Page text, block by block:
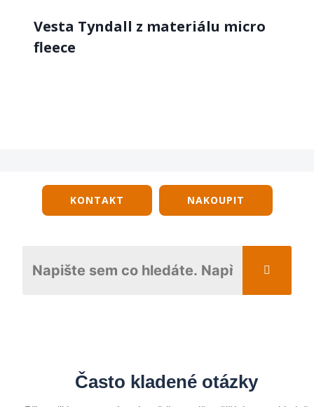
Vesta Tyndall z materiálu micro
fleece
KONTAKT NAKOUPIT
Často kladené otázky